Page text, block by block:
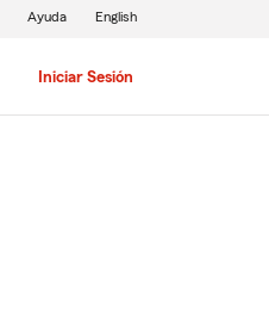
Iniciar Sesión
Ayuda English